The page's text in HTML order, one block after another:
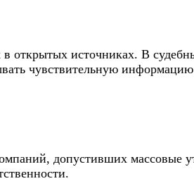
источниках. В
чувствительную информацию
допустивших